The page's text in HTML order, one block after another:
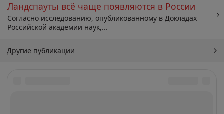
Ландспауты всё чаще появляются в России
Согласно исследованию, опубликованному в Докладах
Российской академии наук,...
Другие публикации